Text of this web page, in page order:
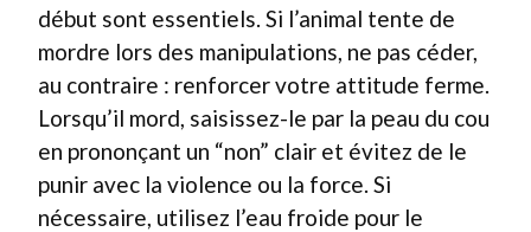
début sont essentiels. Si l’animal tente de
mordre lors des manipulations, ne pas céder,
au contraire : renforcer votre attitude ferme.
Lorsqu’il mord, saisissez-le par la peau du cou
en prononçant un “non” clair et évitez de le
punir avec la violence ou la force. Si
nécessaire, utilisez l’eau froide pour le